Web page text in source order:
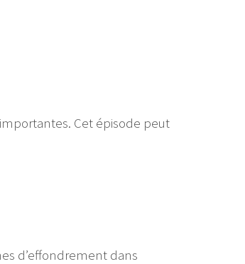
Cet épisode peut
d’effondrement dans